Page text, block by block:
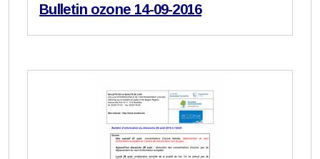
Bulletin ozone 14-09-2016